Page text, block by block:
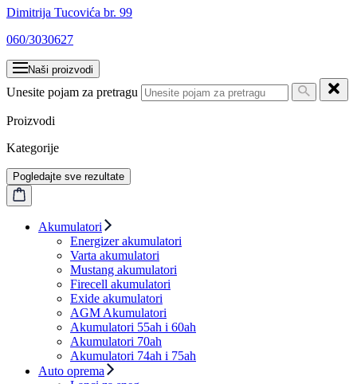
Dimitrija Tucovića br. 99
060/3030627
Naši proizvodi
Unesite pojam za pretragu
Proizvodi
Kategorije
Pogledajte sve rezultate
Akumulatori
Energizer akumulatori
Varta akumulatori
Mustang akumulatori
Firecell akumulatori
Exide akumulatori
AGM Akumulatori
Akumulatori 55ah i 60ah
Akumulatori 70ah
Akumulatori 74ah i 75ah
Auto oprema